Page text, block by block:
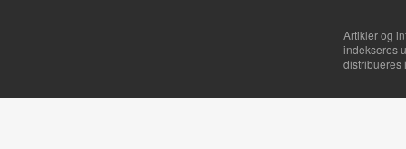
Artikler og
indekseres
distribueres